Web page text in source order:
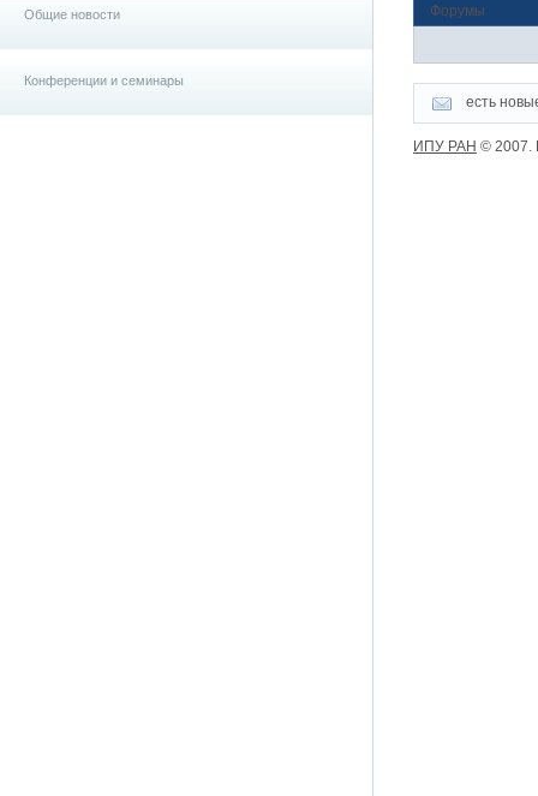
Общие новости
Конференции и семинары
Форумы
есть
ИПУ РАН © 2007.